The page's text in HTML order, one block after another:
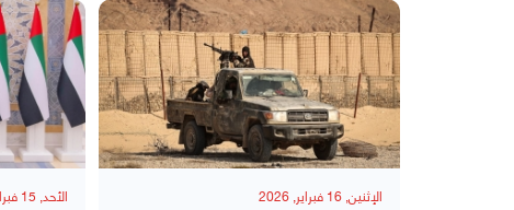
الإثنين, 16 فبراير, 2026 الأحد, 15 فبراير, 2026